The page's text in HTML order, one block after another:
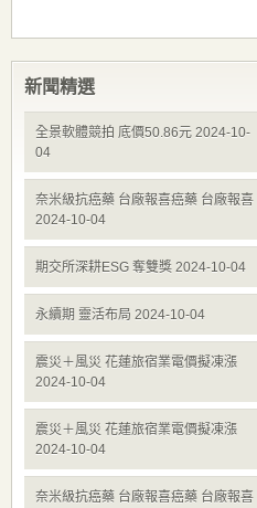
新聞精選
全景軟體競拍 底價50.86元 2024-10-
04
奈米級抗癌藥 台廠報喜癌藥 台廠報喜
2024-10-04
期交所深耕ESG 奪雙獎 2024-10-04
永續期 靈活布局 2024-10-04
震災＋風災 花蓮旅宿業電價擬凍漲
2024-10-04
震災＋風災 花蓮旅宿業電價擬凍漲
2024-10-04
奈米級抗癌藥 台廠報喜癌藥 台廠報喜